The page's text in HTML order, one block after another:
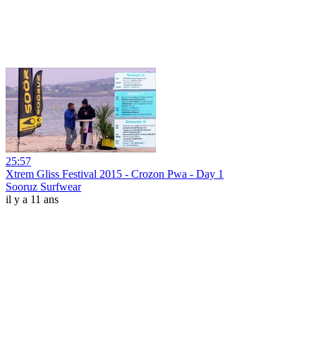
25:57
Xtrem Gliss Festival 2015 - Crozon Pwa - Day 1
Sooruz Surfwear
il y a 11 ans